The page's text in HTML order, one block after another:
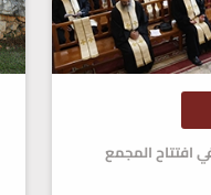
افتتاح المجمع